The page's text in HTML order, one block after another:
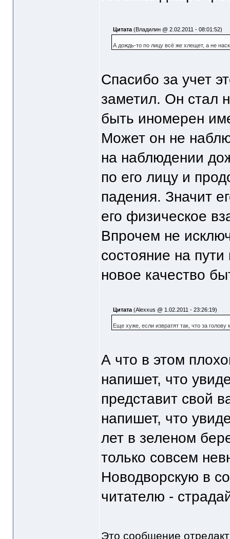
Цитата(Владилин @ 2.02.2011 - 08:01:52)
А дождь-то по лицу всё же хлещет, а не
Спасибо за учет
заметил. Он стал
быть иномерен
Может он не
на наблюдении
по его лицу и
падения. Значит
его физическое
Впрочем не
состояние на
новое качество
Цитата(Alexxus @ 1.02.2011 - 23:26:19)
Еще хуже, если извратят так, что за голову
А что в этом
напишет, что
представит свой
напишет, что
лет в зеленом
только совсем
Новодворскую в
читателю -
Это сообщение